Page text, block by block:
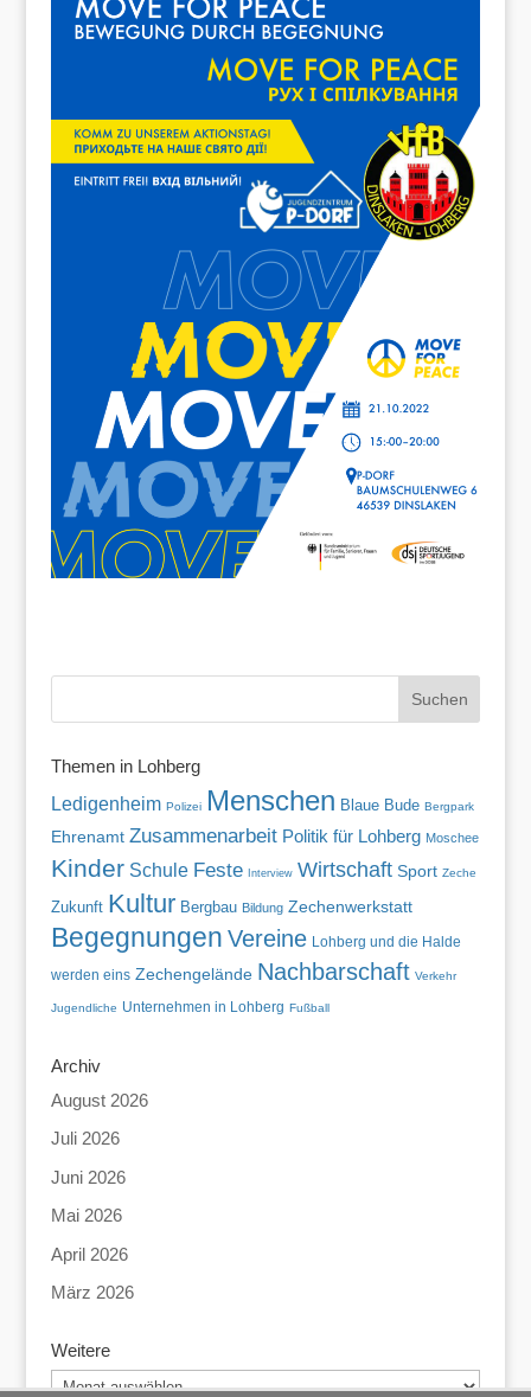
Themen in Lohberg
Ledigenheim Polizei Menschen Blaue Bude Bergpark
Ehrenamt Zusammenarbeit Politik für Lohberg Moschee
Kinder Schule Feste Interview Wirtschaft Sport Zeche
Zukunft Kultur Bergbau Bildung Zechenwerkstatt
Begegnungen Vereine Lohberg und die Halde
werden eins Zechengelände Nachbarschaft Verkehr
Jugendliche Unternehmen in Lohberg Fußball
Archiv
August 2026
Juli 2026
Juni 2026
Mai 2026
April 2026
März 2026
Weitere
Weitere